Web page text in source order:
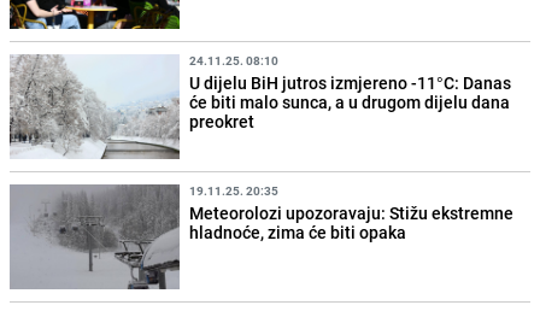
24.11.25. 08:10
U dijelu BiH jutros izmjereno -11°C: Danas
će biti malo sunca, a u drugom dijelu dana
preokret
19.11.25. 20:35
Meteorolozi upozoravaju: Stižu ekstremne
hladnoće, zima će biti opaka